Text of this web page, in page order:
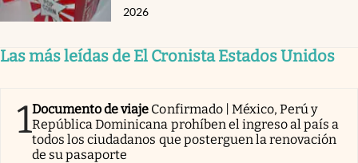
2026
Las más leídas de El Cronista Estados Unidos
1Documento de viaje Confirmado | México, Perú y
República Dominicana prohíben el ingreso al país a
todos los ciudadanos que posterguen la renovación
de su pasaporte